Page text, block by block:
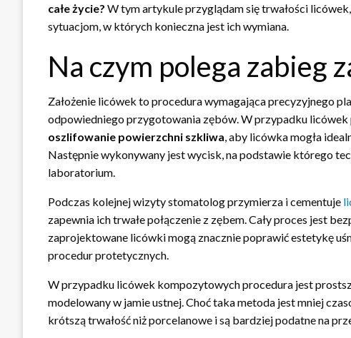
całe życie? W tym artykule przyglądam się trwałości
sytuacjom, w których konieczna jest ich wymiana.
Na czym polega zabieg
Założenie licówek to procedura wymagająca precyzyjnego
odpowiedniego przygotowania zębów. W przypadku
oszlifowanie powierzchni szkliwa, aby licówka mogła
Następnie wykonywany jest wycisk, na podstawie którego
laboratorium.
Podczas kolejnej wizyty stomatolog przymierza i cementuje
zapewnia ich trwałe połączenie z zębem. Cały proces jest
zaprojektowane licówki mogą znacznie poprawić estetykę
procedur protetycznych.
W przypadku licówek kompozytowych procedura jest
modelowany w jamie ustnej. Choć taka metoda jest mniej
krótszą trwałość niż porcelanowe i są bardziej podatne na